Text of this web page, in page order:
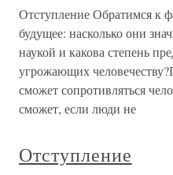
Отступление Обратимся к
будущее: насколько они
наукой и какова степень
угрожающих
сможет сопротивляться
сможет, если люди не
Отступление